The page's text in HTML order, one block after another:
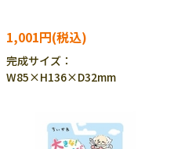
1,001円
完成サイズ：
W85×H136×D32mm